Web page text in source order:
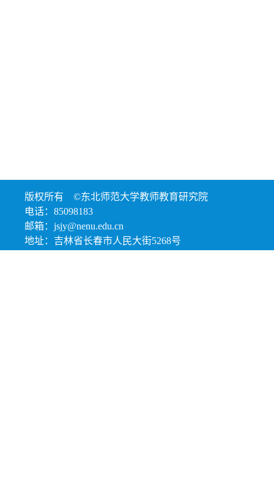
版权所有 ©东北师范大学教师教育研究院
电话：85098183
邮箱：jsjy@nenu.edu.cn
地址：吉林省长春市人民大街5268号